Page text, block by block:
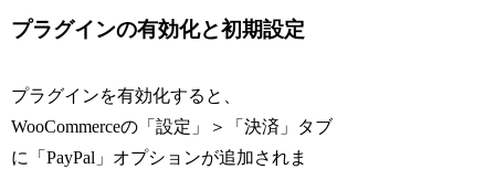
プラグインの有効化と初期設定
プラグインを有効化すると、
WooCommerceの「設定」＞「決済」タブ
に「PayPal」オプションが追加されま